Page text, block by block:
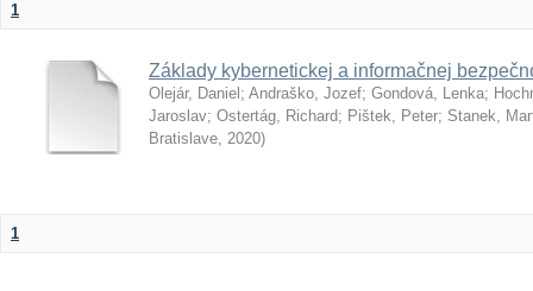
1
Základy kybernetickej a informačnej
Olejár, Daniel ; Andraško, Jozef; Gondová, Lenka;
Jaroslav; Ostertág, Richard; Pištek, Peter; Stanek,
Bratislave, 2020)
1